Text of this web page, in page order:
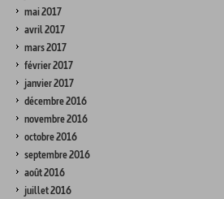
mai 2017
avril 2017
mars 2017
février 2017
janvier 2017
décembre 2016
novembre 2016
octobre 2016
septembre 2016
août 2016
juillet 2016